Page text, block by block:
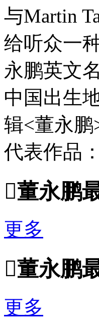
与Martin
给听众一
永鹏英文
中国出生
辑<董永
代表作品
董永鹏
更多
董永鹏
更多